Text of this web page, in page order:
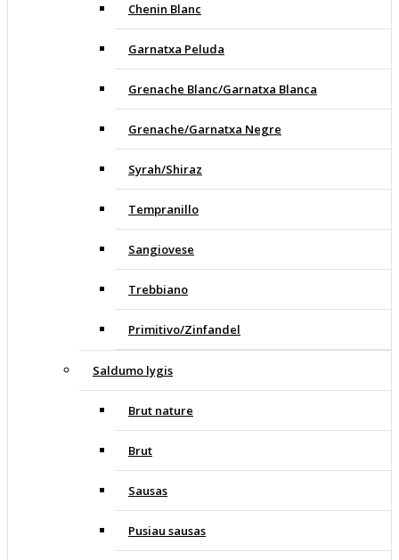
Chenin Blanc
Garnatxa Peluda
Grenache Blanc/Garnatxa Blanca
Grenache/Garnatxa Negre
Syrah/Shiraz
Tempranillo
Sangiovese
Trebbiano
Primitivo/Zinfandel
Saldumo lygis
Brut nature
Brut
Sausas
Pusiau sausas